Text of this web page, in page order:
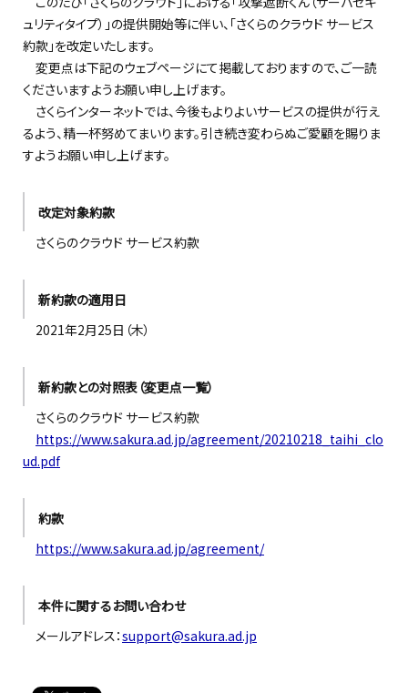
ュリティタイプ）」の提供開始等に伴い、「さくらのクラウド サービス
約款」を改定いたします。
変更点は下記のウェブページにて掲載しておりますので、ご一読
くださいますようお願い申し上げます。
さくらインターネットでは、今後もよりよいサービスの提供が行え
るよう、精一杯努めてまいります。引き続き変わらぬご愛顧を賜りま
すようお願い申し上げます。
改定対象約款
さくらのクラウド サービス約款
新約款の適用日
2021年2月25日（木）
新約款との対照表（変更点一覧）
さくらのクラウド サービス約款
https://www.sakura.ad.jp/agreement/20210218_taihi_clo
ud.pdf
約款
https://www.sakura.ad.jp/agreement/
本件に関するお問い合わせ
メールアドレス：support@sakura.ad.jp